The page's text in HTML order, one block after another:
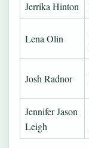
Jerrika Hinton
Lena Olin
Josh Radnor
Jennifer Jason
Leigh